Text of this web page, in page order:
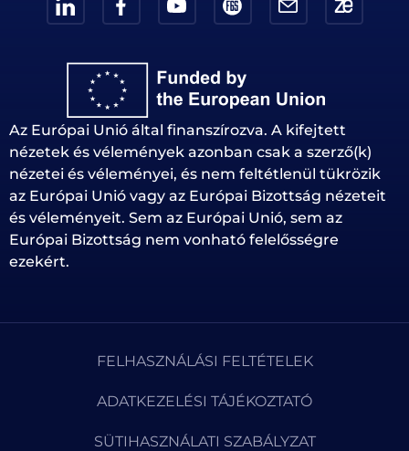
Az Európai Unió által finanszírozva. A kifejtett
nézetek és vélemények azonban csak a szerző(k)
nézetei és véleményei, és nem feltétlenül tükrözik
az Európai Unió vagy az Európai Bizottság nézeteit
és véleményeit. Sem az Európai Unió, sem az
Európai Bizottság nem vonható felelősségre
ezekért.
FELHASZNÁLÁSI FELTÉTELEK
ADATKEZELÉSI TÁJÉKOZTATÓ
SÜTIHASZNÁLATI SZABÁLYZAT